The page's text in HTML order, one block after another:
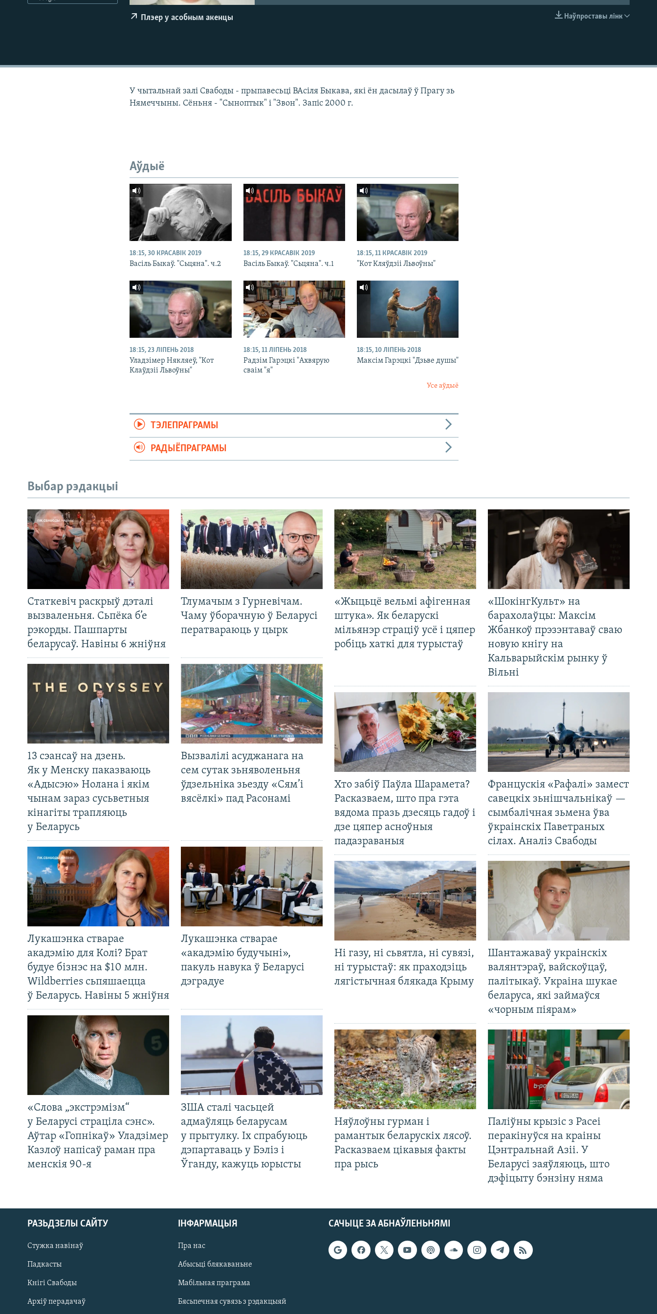
Наўпроставы лінк
Плэер у асобным акенцы
У чытальнай залі Свабоды - прыпавесьці ВАсіля Быкава, які ён дасылаў ў Прагу зь
Нямеччыны. Сёньня - "Сыноптык" і "Звон". Запіс 2000 г.
Аўдыё
18:15, 30 КРАСАВІК 2019
Васіль Быкаў. "Сьцяна". ч.2
18:15, 29 КРАСАВІК 2019
Васіль Быкаў. "Сьцяна". ч.1
18:15, 11 КРАСАВІК 2019
"Кот Кляўдзіі Львоўны"
18:15, 23 ЛІПЕНЬ 2018
Уладзімер Някляеў, "Кот
Клаўдзіі Львоўны"
18:15, 11 ЛІПЕНЬ 2018
Радзім Гарэцкі "Ахвярую
сваім "я"
18:15, 10 ЛІПЕНЬ 2018
Максім Гарэцкі "Дзьве душы"
Усе аўдыё
ТЭЛЕПРАГРАМЫ
РАДЫЁПРАГРАМЫ
Выбар рэдакцыі
Статкевіч раскрыў дэталі
вызваленьня. Сьпёка б’е
рэкорды. Пашпарты
беларусаў. Навіны 6 жніўня
Тлумачым з Гурневічам.
Чаму ўборачную ў Беларусі
ператвараюць у цырк
13 сэансаў на дзень.
Як у Менску паказваюць
«Адысэю» Нолана і якім
чынам зараз сусьветныя
кінагіты трапляюць
у Беларусь
Вызвалілі асуджанага на
сем сутак зьняволеньня
ўдзельніка зьезду «Сям’і
вясёлкі» пад Расонамі
Лукашэнка стварае
акадэмію для Колі? Брат
будуе бізнэс на $10 млн.
Wildberries сьпяшаецца
ў Беларусь. Навіны 5 жніўня
Лукашэнка стварае
«акадэмію будучыні»,
пакуль навука ў Беларусі
дэградуе
«Слова „экстрэмізм“
у Беларусі страціла сэнс».
Аўтар «Гопнікаў» Уладзімер
Казлоў напісаў раман пра
менскія 90-я
ЗША сталі часьцей
адмаўляць беларусам
у прытулку. Іх спрабуюць
дэпартаваць у Бэліз і
Ўганду, кажуць юрысты
«Жыцьцё вельмі афігенная
штука». Як беларускі
мільянэр страціў усё і цяпер
робіць хаткі для турыстаў
«ШокінгКульт» на
барахолаўцы: Максім
Жбанкоў прэзэнтаваў сваю
новую кнігу на
Кальварыйскім рынку ў
Вільні
Хто забіў Паўла Шарамета?
Расказваем, што пра гэта
вядома празь дзесяць гадоў і
дзе цяпер асноўныя
падазраваныя
Францускія «Рафалі» замест
савецкіх зьнішчальнікаў —
сымбалічная зьмена ўва
ўкраінскіх Паветраных
сілах. Аналіз Свабоды
Ні газу, ні сьвятла, ні сувязі,
ні турыстаў: як праходзіць
лягістычная блякада Крыму
Шантажаваў украінскіх
валянтэраў, вайскоўцаў,
палітыкаў. Украіна шукае
беларуса, які займаўся
«чорным піярам»
Няўлоўны гурман і
рамантык беларускіх лясоў.
Расказваем цікавыя факты
пра рысь
Паліўны крызіс з Расеі
перакінуўся на краіны
Цэнтральнай Азіі. У
Беларусі заяўляюць, што
дэфіцыту бэнзіну няма
САЧЫЦЕ ЗА АБНАЎЛЕНЬНЯМІ
РАЗЬДЗЕЛЫ САЙТУ
Стужка навінаў
Падкасты
Кнігі Свабоды
Архіў перадачаў
ІНФАРМАЦЫЯ
Пра нас
Абысьці блякаваньне
Мабільная праграма
Бясьпечная сувязь з рэдакцыяй